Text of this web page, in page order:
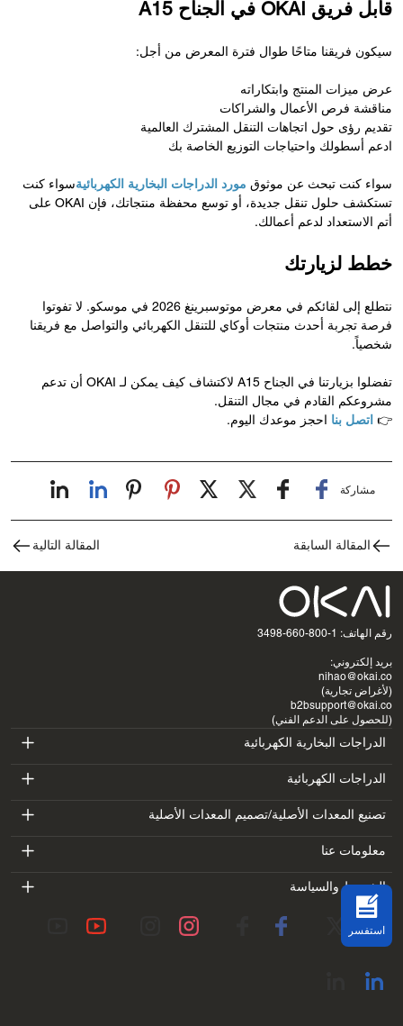
قابل فريق OKAI في الجناح A15
سيكون فريقنا متاحًا طوال فترة المعرض من أجل:
عرض ميزات المنتج وابتكاراته
مناقشة فرص الأعمال والشراكات
تقديم رؤى حول اتجاهات التنقل المشترك العالمية
ادعم أسطولك واحتياجات التوزيع الخاصة بك
سواء كنت تبحث عن موثوق مورد الدراجات البخارية الكهربائيةسواء كنت
تستكشف حلول تنقل جديدة، أو توسع محفظة منتجاتك، فإن OKAI على
أتم الاستعداد لدعم أعمالك.
خطط لزيارتك
نتطلع إلى لقائكم في معرض موتوسبرينغ 2026 في موسكو. لا تفوتوا
فرصة تجربة أحدث منتجات أوكاي للتنقل الكهربائي والتواصل مع فريقنا
شخصياً.
تفضلوا بزيارتنا في الجناح A15 لاكتشاف كيف يمكن لـ OKAI أن تدعم
مشروعكم القادم في مجال التنقل.
👉
اتصل بنا احجز موعدك اليوم.
مشاركة
المقالة السابقة المقالة التالية
رقم الهاتف: 1-800-660-3498
بريد إلكتروني:
nihao@okai.co
(لأغراض تجارية)
b2bsupport@okai.co
(للحصول على الدعم الفني)
الدراجات البخارية الكهربائية
ES400A
ES410
ES600P
ES700
الدراجات الكهربائية
EB100B
EB300
EB100B V3
تصنيع المعدات الأصلية/تصميم المعدات الأصلية
SV3
DK1
SS4
معلومات عنا
مقدمة
معمل
الشروط والسياسة
استفسر